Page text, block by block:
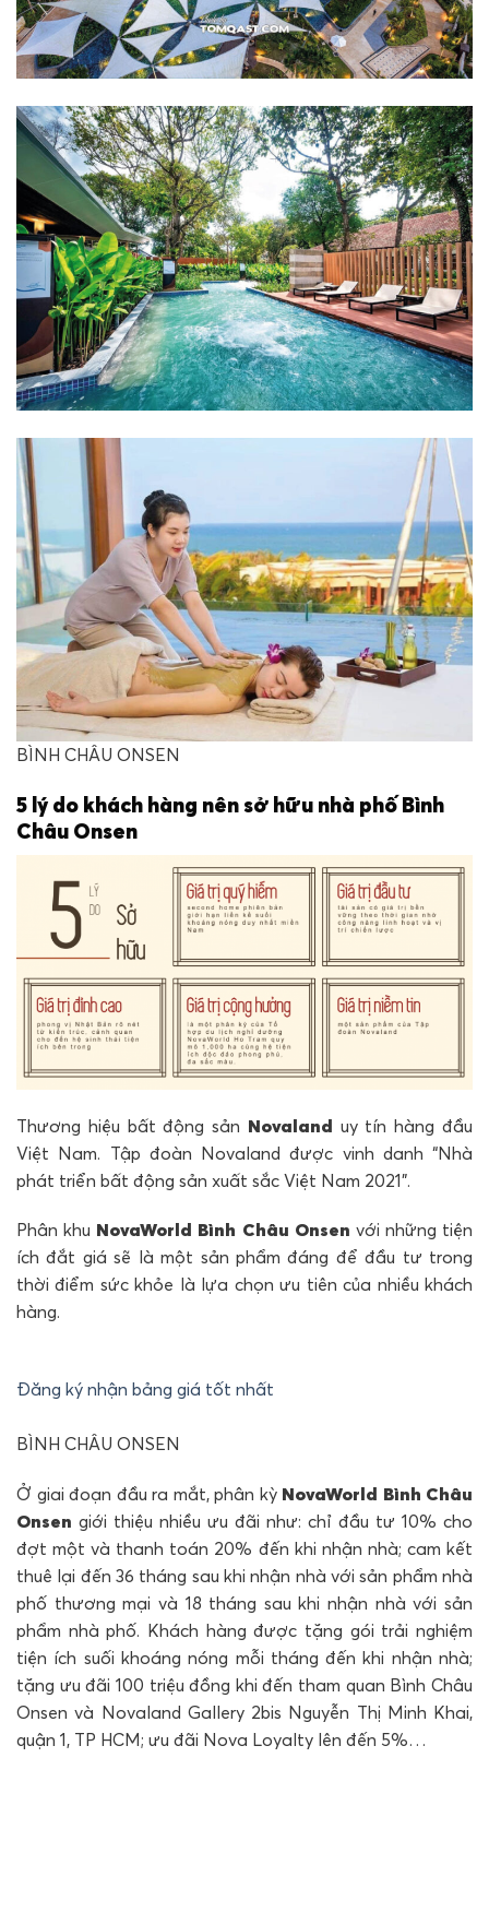
BÌNH CHÂU ONSEN
5 lý do khách hàng nên sở hữu nhà phố Bình
Châu Onsen
Thương hiệu bất động sản Novaland uy tín hàng đầu
Việt Nam. Tập đoàn Novaland được vinh danh “Nhà
phát triển bất động sản xuất sắc Việt Nam 2021”.
Phân khu NovaWorld Bình Châu Onsen với những tiện
ích đắt giá sẽ là một sản phẩm đáng để đầu tư trong
thời điểm sức khỏe là lựa chọn ưu tiên của nhiều khách
hàng.
Đăng ký nhận bảng giá tốt nhất
BÌNH CHÂU ONSEN
Ở giai đoạn đầu ra mắt, phân kỳ NovaWorld Bình Châu
Onsen giới thiệu nhiều ưu đãi như: chỉ đầu tư 10% cho
đợt một và thanh toán 20% đến khi nhận nhà; cam kết
thuê lại đến 36 tháng sau khi nhận nhà với sản phẩm nhà
phố thương mại và 18 tháng sau khi nhận nhà với sản
phẩm nhà phố. Khách hàng được tặng gói trải nghiệm
tiện ích suối khoáng nóng mỗi tháng đến khi nhận nhà;
tặng ưu đãi 100 triệu đồng khi đến tham quan Bình Châu
Onsen và Novaland Gallery 2bis Nguyễn Thị Minh Khai,
quận 1, TP HCM; ưu đãi Nova Loyalty lên đến 5%…